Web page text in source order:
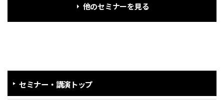
他のセミナーを見る
セミナー・講演トップ